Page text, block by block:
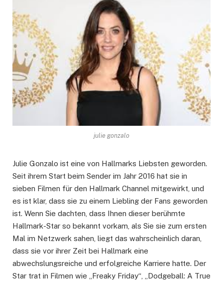
julie gonzalo
Julie Gonzalo ist eine von Hallmarks Liebsten geworden.
Seit ihrem Start beim Sender im Jahr 2016 hat sie in
sieben Filmen für den Hallmark Channel mitgewirkt, und
es ist klar, dass sie zu einem Liebling der Fans geworden
ist. Wenn Sie dachten, dass Ihnen dieser berühmte
Hallmark-Star so bekannt vorkam, als Sie sie zum ersten
Mal im Netzwerk sahen, liegt das wahrscheinlich daran,
dass sie vor ihrer Zeit bei Hallmark eine
abwechslungsreiche und erfolgreiche Karriere hatte. Der
Star trat in Filmen wie „Freaky Friday“, „Dodgeball: A True